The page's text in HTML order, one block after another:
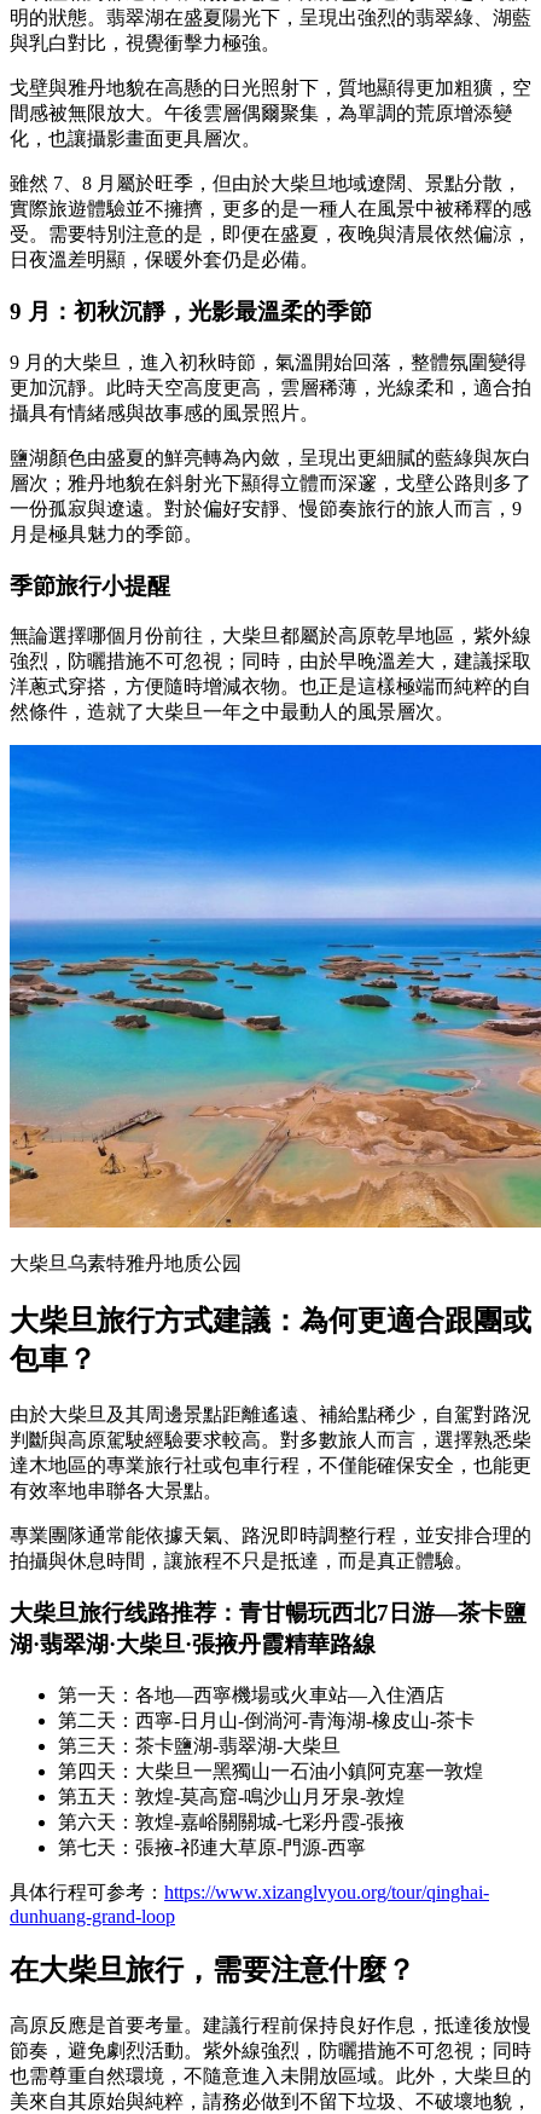
明的狀態。翡翠湖在盛夏陽光下，呈現出強烈的翡翠綠、湖藍
與乳白對比，視覺衝擊力極強。
戈壁與雅丹地貌在高懸的日光照射下，質地顯得更加粗獷，空
間感被無限放大。午後雲層偶爾聚集，為單調的荒原增添變
化，也讓攝影畫面更具層次。
雖然 7、8 月屬於旺季，但由於大柴旦地域遼闊、景點分散，
實際旅遊體驗並不擁擠，更多的是一種人在風景中被稀釋的感
受。需要特別注意的是，即便在盛夏，夜晚與清晨依然偏涼，
日夜溫差明顯，保暖外套仍是必備。
9 月：初秋沉靜，光影最溫柔的季節
9 月的大柴旦，進入初秋時節，氣溫開始回落，整體氛圍變得
更加沉靜。此時天空高度更高，雲層稀薄，光線柔和，適合拍
攝具有情緒感與故事感的風景照片。
鹽湖顏色由盛夏的鮮亮轉為內斂，呈現出更細膩的藍綠與灰白
層次；雅丹地貌在斜射光下顯得立體而深邃，戈壁公路則多了
一份孤寂與遼遠。對於偏好安靜、慢節奏旅行的旅人而言，9
月是極具魅力的季節。
季節旅行小提醒
無論選擇哪個月份前往，大柴旦都屬於高原乾旱地區，紫外線
強烈，防曬措施不可忽視；同時，由於早晚溫差大，建議採取
洋蔥式穿搭，方便隨時增減衣物。也正是這樣極端而純粹的自
然條件，造就了大柴旦一年之中最動人的風景層次。
大柴旦乌素特雅丹地质公园
大柴旦旅行方式建議：為何更適合跟團或
包車？
由於大柴旦及其周邊景點距離遙遠、補給點稀少，自駕對路況
判斷與高原駕駛經驗要求較高。對多數旅人而言，選擇熟悉柴
達木地區的專業旅行社或包車行程，不僅能確保安全，也能更
有效率地串聯各大景點。
專業團隊通常能依據天氣、路況即時調整行程，並安排合理的
拍攝與休息時間，讓旅程不只是抵達，而是真正體驗。
大柴旦旅行线路推荐： 青甘暢玩西北7日游—茶卡鹽
湖·翡翠湖·大柴旦·張掖丹霞精華路線
第一天：各地—西寧機場或火車站—入住酒店
第二天：西寧-日月山-倒淌河-青海湖-橡皮山-茶卡
第三天：茶卡鹽湖-翡翠湖-大柴旦
第四天：大柴旦一黑獨山一石油小鎮阿克塞一敦煌
第五天：敦煌-莫高窟-鳴沙山月牙泉-敦煌
第六天：敦煌-嘉峪關關城-七彩丹霞-張掖
第七天：張掖-祁連大草原-門源-西寧
具体行程可参考： https://www.xizanglvyou.org/tour/qinghai-
dunhuang-grand-loop
在大柴旦旅行，需要注意什麼？
高原反應是首要考量。建議行程前保持良好作息，抵達後放慢
節奏，避免劇烈活動。紫外線強烈，防曬措施不可忽視；同時
也需尊重自然環境，不隨意進入未開放區域。此外，大柴旦的
美來自其原始與純粹，請務必做到不留下垃圾、不破壞地貌，